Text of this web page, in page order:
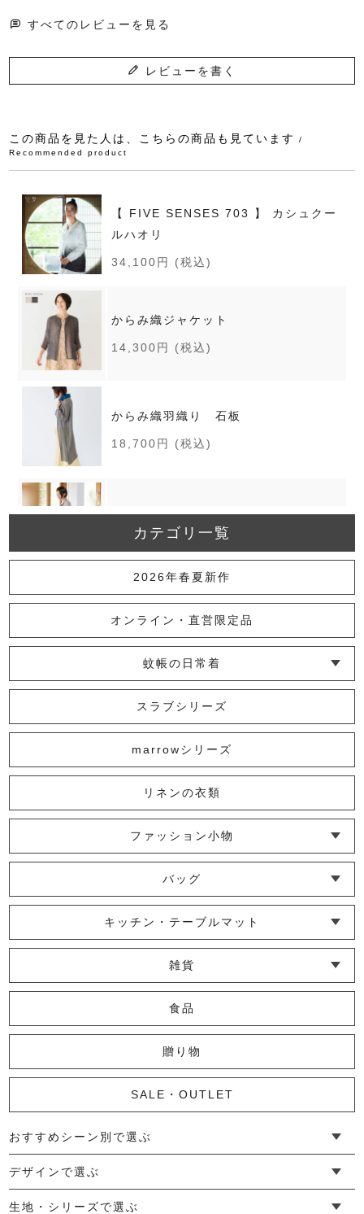
すべてのレビューを見る
レビューを書く
この商品を見た人は、こちらの商品も見ています
/
Recommended product
【 FIVE SENSES 703 】 カシュクー
ルハオリ
34,100円 (税込)
からみ織ジャケット
14,300円 (税込)
からみ織羽織り 石板
18,700円 (税込)
からみ織羽織り 生成
16,500円 (税込)
【 FIVE SENSES 703 】marrowハオ
リ
41,800円 (税込)
【旧仕様】marrowコート
31,680円 (税込)
色無地革使いタブレットケース
かやフレンチスリーブかっぽう着
6,160円 (税込)
【旧仕様】marrowガウン
marrowピンタックベスト
20,240円 (税込)
カテゴリ一覧
2026年春夏新作
オンライン・直営限定品
蚊帳の日常着
└ インナー
└ トップス
└ ワンピース
└ パンツ
└ スカート
└ 羽織りもの
└ キッズ・ベビー
スラブシリーズ
marrowシリーズ
リネンの衣類
ファッション小物
└ ショール・ストール
└ マスク
└ 靴下・アームカバー
バッグ
└ ポシェット・ショルダーバッグ
└ トートバッグ
└ 巾着バッグ
キッチン・テーブルマット
└ 蚊帳のふきん
└ かっぽう着・エプロン
└ その他キッチン小物
└ コースター
└ ランチョンマット・プレースマット
└ テーブルランナー・テーブルセンター
雑貨
└ その他小物
└ タオル・ハンカチ
└ ポーチ
└ インテリア
食品
贈り物
SALE・OUTLET
おすすめシーン別で選ぶ
└ 新生活
└ 和装
└ 旅行
└ 快眠
└ お祝い
デザインで選ぶ
└ ゆったりデザイン
└ 小柄さんにおすすめデザイン
└ 袖付きデザイン
└ メンズ・ユニセックスデザイン
└ 暮らしの黒色特集
生地・シリーズで選ぶ